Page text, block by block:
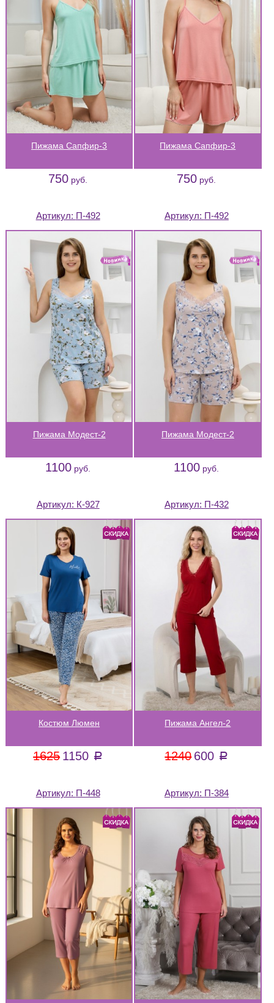
Пижама Сапфир-3
750 руб.
Пижама Сапфир-3
750 руб.
Артикул: П-492
Пижама Модест-2
1100 руб.
Артикул: П-492
Пижама Модест-2
1100 руб.
Артикул: К-927
Костюм Люмен
1625 1150 a
Артикул: П-432
Пижама Ангел-2
1240 600 a
Артикул: П-448 Артикул: П-384